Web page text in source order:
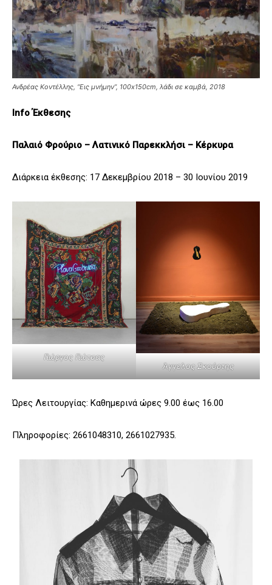
Ανδρέας Κοντέλλης, “Εις μνήμην”, 100x150cm, λάδι σε καμβά, 2018
InfoΈκθεσης
Παλαιό Φρούριο – Λατινικό Παρεκκλήσι – Κέρκυρα
Διάρκεια έκθεσης: 17 Δεκεμβρίου 2018 – 30 Ιουνίου 2019
Γιώργος Γιώτσας
Άγγελος Σκούρτης
Ώρες Λειτουργίας: Καθημερινά ώρες 9.00 έως 16.00
Πληροφορίες: 2661048310, 2661027935.